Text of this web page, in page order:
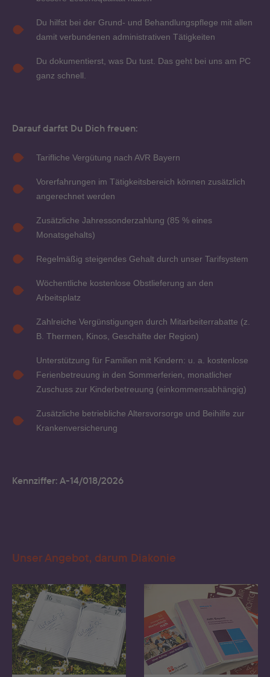
Du hilfst bei der Grund- und Behandlungspflege mit allen
damit verbundenen administrativen Tätigkeiten
Du dokumentierst, was Du tust. Das geht bei uns am PC
ganz schnell.
Darauf darfst Du Dich freuen:
Tarifliche Vergütung nach AVR Bayern
Vorerfahrungen im Tätigkeitsbereich können zusätzlich
angerechnet werden
Zusätzliche Jahressonderzahlung (85 % eines
Monatsgehalts)
Regelmäßig steigendes Gehalt durch unser Tarifsystem
Wöchentliche kostenlose Obstlieferung an den
Arbeitsplatz
Zahlreiche Vergünstigungen durch Mitarbeiterrabatte (z.
B. Thermen, Kinos, Geschäfte der Region)
Unterstützung für Familien mit Kindern: u. a. kostenlose
Ferienbetreuung in den Sommerferien, monatlicher
Zuschuss zur Kinderbetreuung (einkommensabhängig)
Zusätzliche betriebliche Altersvorsorge und Beihilfe zur
Krankenversicherung
Kennziffer: A-14/018/2026
Unser Angebot, darum Diakonie